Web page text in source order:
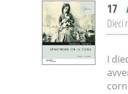
17
Dieci
I